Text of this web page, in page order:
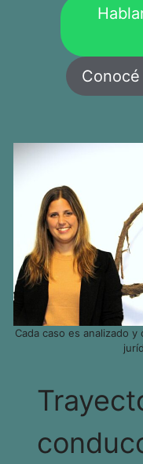
Cada caso es analizado